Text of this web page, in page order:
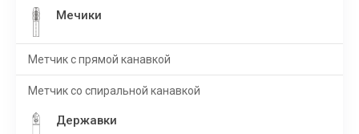
Мечики
Метчик с прямой канавкой
Метчик со спиральной канавкой
Державки